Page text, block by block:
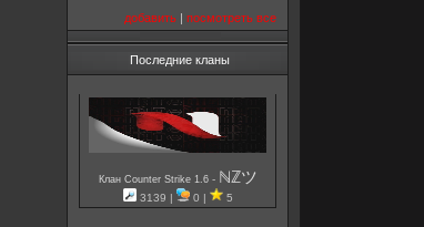
добавить | посмотреть все
Последние кланы
Клан Counter Strike 1.6 - ℕℤツ
3139 | 0 | 5